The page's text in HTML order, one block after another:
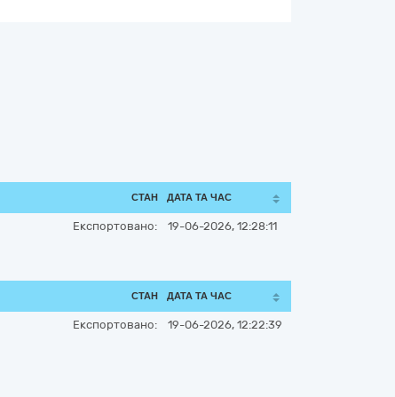
СТАН ДАТА ТА ЧАС
Експортовано: 19-06-2026, 12:28:11
СТАН ДАТА ТА ЧАС
Експортовано: 19-06-2026, 12:22:39